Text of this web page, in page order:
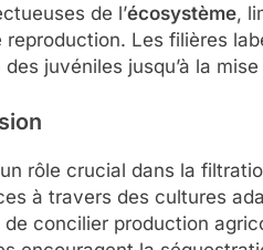
de l’écosystème,
Les filières
juvéniles jusqu’à la
rôle crucial dans la
à travers des cultures
concilier production